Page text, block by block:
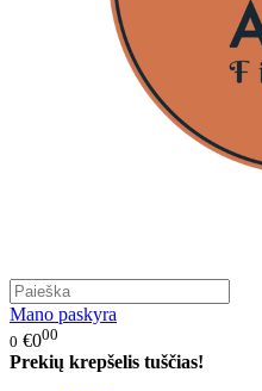
Mano paskyra
0 €000
Prekių krepšelis tuščias!